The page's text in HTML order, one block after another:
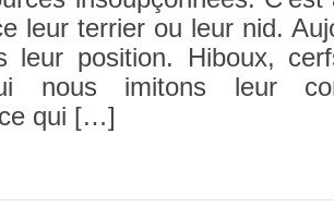
leur ter­ri­er ou leur nid.
leur posi­tion. Hiboux,
nous im­itons leur
qui […]